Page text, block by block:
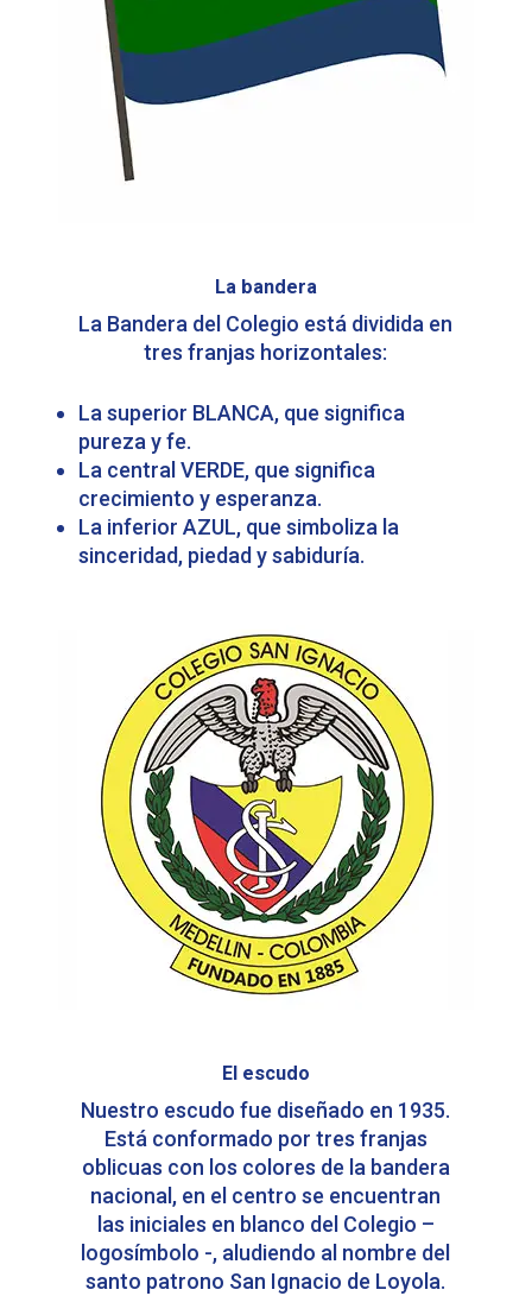
La bandera
La Bandera del Colegio está dividida en
tres franjas horizontales:
La superior BLANCA, que significa
pureza y fe.
La central VERDE, que significa
crecimiento y esperanza.
La inferior AZUL, que simboliza la
sinceridad, piedad y sabiduría.
El escudo
Nuestro escudo fue diseñado en 1935.
Está conformado por tres franjas
oblicuas con los colores de la bandera
nacional, en el centro se encuentran
las iniciales en blanco del Colegio –
logosímbolo -, aludiendo al nombre del
santo patrono San Ignacio de Loyola.